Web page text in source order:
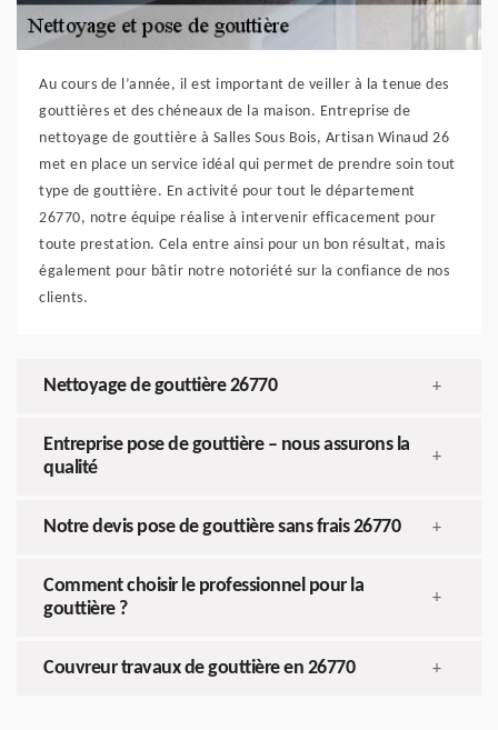
Au cours de l’année, il est important de veiller à la tenue des
gouttières et des chéneaux de la maison. Entreprise de
nettoyage de gouttière à Salles Sous Bois, Artisan Winaud 26
met en place un service idéal qui permet de prendre soin tout
type de gouttière. En activité pour tout le département
26770, notre équipe réalise à intervenir efficacement pour
toute prestation. Cela entre ainsi pour un bon résultat, mais
également pour bâtir notre notoriété sur la confiance de nos
clients.
Nettoyage de gouttière 26770 +
Entreprise pose de gouttière – nous assurons la
qualité
+
Notre devis pose de gouttière sans frais 26770 +
Comment choisir le professionnel pour la
gouttière ?
+
Couvreur travaux de gouttière en 26770 +